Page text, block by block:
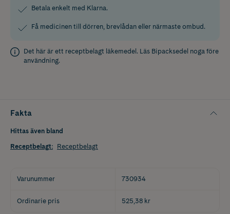
Betala enkelt med Klarna.
Få medicinen till dörren, brevlådan eller närmaste ombud.
Det här är ett receptbelagt läkemedel. Läs Bipacksedel noga före
användning.
Fakta
Hittas även bland
Receptbelagt: Receptbelagt
Varunummer 730934
Ordinarie pris 525,38 kr